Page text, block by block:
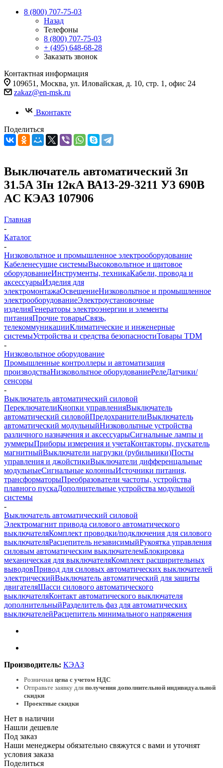
8 (800) 707-75-03
Назад
Телефоны
8 (800) 707-75-03
+ (495) 648-68-28
Заказать звонок
Контактная информация
109651, Москва, ул. Иловайская, д. 10, стр. 1, офис 24
zakaz@en-msk.ru
Вконтакте
Поделиться
Выключатель автоматический 3п
31.5А 3Iн 12кА ВА13-29-3211 У3 690В
AC КЭАЗ 107906
Главная
-
Каталог
-
Низковольтное и промышленное электрооборудование
Кабеленесущие системыВысоковольтное и щитовое
оборудованиеИнструменты, техникаКабели, провода и
аксессуарыИзделия для
электромонтажаОсвещениеНизковольтное и промышленное
электрооборудованиеЭлектроустановочные
изделияГенераторы электроэнергии и элементы
питанияПрочие товарыСвязь,
телекоммуникацииКлиматические и инженерные
системыУстройства и средства безопасностиТовары TDM
-
Низковольтное оборудование
Промышленные контроллеры и автоматизация
производстваНизковольтное оборудованиеРелеДатчики/
сенсоры
-
Выключатель автоматический силовой
ПереключателиКнопки управленияВыключатель
автоматический силовойПредохранителиВыключатель
автоматический модульныйНизковольтные устройства
различного назначения и аксессуарыСигнальные лампы и
зуммерыПриборы измерения и учетаКонтакторы, пускатель
магнитныйВыключатели нагрузки (рубильники)Посты
управления и джойстикиВыключатели дифференцальные
модульныеСигнальные колонныИсточники питания,
трансформаторыПреобразователи частоты, устройства
плавного пускаДополнительные устройства модульной
системы
-
Выключатель автоматический силовой
Электромагнит привода силового автоматического
выключателяКомплект проводки/подключения для силового
выключателяРасцепитель независимыйРукоятка управления
силовым автоматическим выключателемБлокировка
механическая для выключателяКомплект расширительных
выводовПривод для силовых автоматических выключателей
электрическийВыключатель автоматический для защиты
двигателяШасси силового автоматического
выключателяКонтакт автоматического выключателя
дополнительныйРазделитель фаз для автоматических
выключателейРасцепитель минимального напряжения
Производитель: КЭАЗ
Розничная цена с учетом НДС
Отправьте заявку для получения дополнительной индивидуальной
скидки
Проектные скидки
Нет в наличии
Нашли дешевле
Под заказ
Наши менеджеры обязательно свяжутся с вами и уточнят
условия заказа
Поделиться